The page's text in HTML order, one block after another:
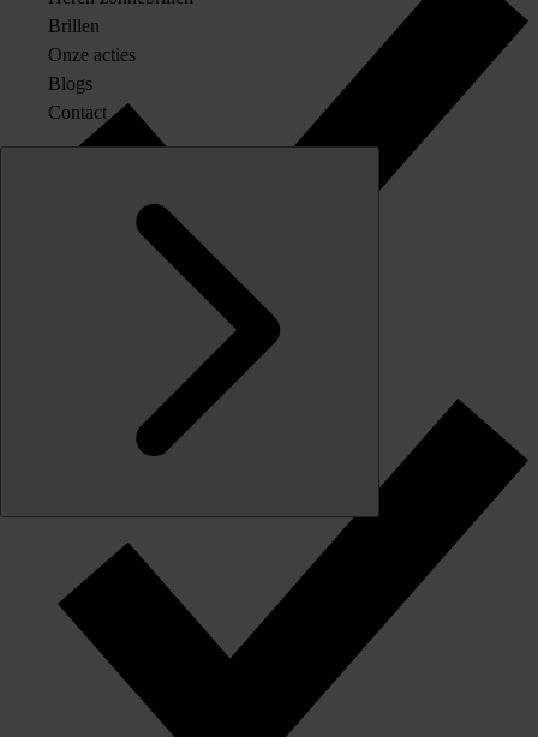
Originele merkglazen op sterkte
Brillen
Onze acties
Blogs
Contact